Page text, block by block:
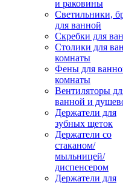
и раковины
Светильники,
для ванной
Скребки для
Столики для
комнаты
Фены для
комнаты
Вентиляторы
ванной и
Держатели для
зубных щеток
Держатели со
стаканом/
мыльницей/
диспенсером
Держатели для